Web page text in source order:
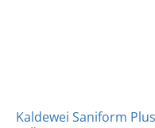
Kaldewei Saniform